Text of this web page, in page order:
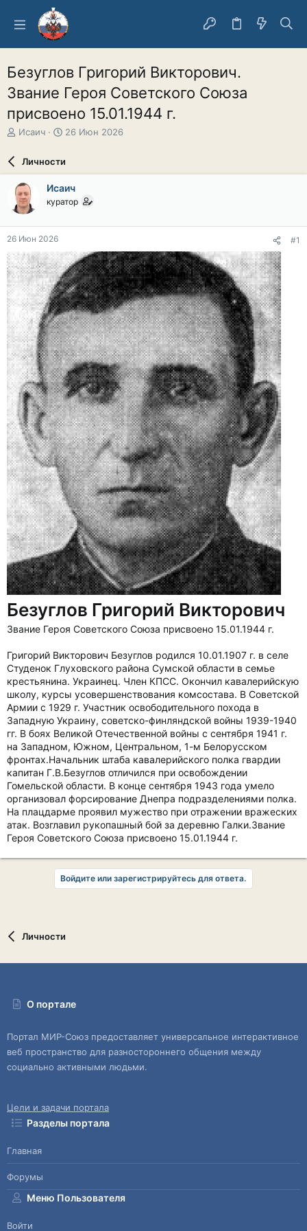
Безуглов Григорий Викторович.
Звание Героя Советского Союза
присвоено 15.01.1944 г.
А
о
р
т
е
м
ы
Исаич
Д
а
а
ч
л
26 Июн 2026
Личности
Исаич
куратор
26 Июн 2026 #1
Безуглов Григорий Викторович
Звание Героя Советского Союза присвоено 15.01.1944 г.
Григорий Викторович Безуглов родился 10.01.1907 г. в селе
Студенок Глуховского района Сумской области в семье
крестьянина. Украинец. Член КПСС. Окончил кавалерийскую
школу, курсы усовершенствования комсостава. В Советской
Армии с 1929 г. Участник освободительного похода в
Западную Украину, советско-финляндской войны 1939-1940
гг. В боях Великой Отечественной войны с сентября 1941 г.
на Западном, Южном, Центральном, 1-м Белорусском
фронтах.Начальник штаба кавалерийского полка гвардии
капитан Г.В.Безуглов отличился при освобождении
Гомельской области. В конце сентября 1943 года умело
организовал форсирование Днепра подразделениями полка.
На плацдарме проявил мужество при отражении вражеских
атак. Возглавил рукопашный бой за деревню Галки.Звание
Героя Советского Союза присвоено 15.01.1944 г.
Войдите или зарегистрируйтесь для ответа.
Личности
О портале
Портал МИР-Союз предоставляет универсальное интерактивное
веб пространство для разностороннего общения между
социально активными людьми.
Цели и задачи портала
Разделы портала
Главная
Форумы
Меню Пользователя
Войти